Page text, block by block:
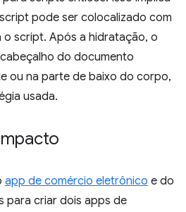
pode ser colocalizado com
script. Após a hidratação, o
do documento
ou na parte de baixo do corpo,
usada.
app de comércio eletrônico e do
para criar dois apps de